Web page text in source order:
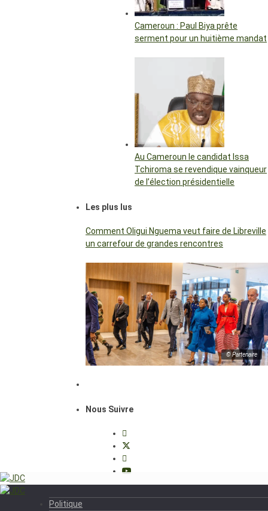
Cameroun : Paul Biya prête
serment pour un huitième mandat
Au Cameroun le candidat Issa
Tchiroma se revendique vainqueur
de l’élection présidentielle
Les plus lus
Comment Oligui Nguema veut faire de Libreville
un carrefour de grandes rencontres
© Partenaire
Nous Suivre
Politique